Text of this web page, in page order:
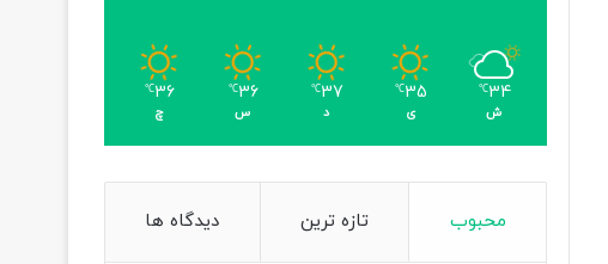
34
℃
ش
35
℃
ی
37
℃
د
36
℃
س
36
℃
چ
محبوب تازه ترین دیدگاه ها